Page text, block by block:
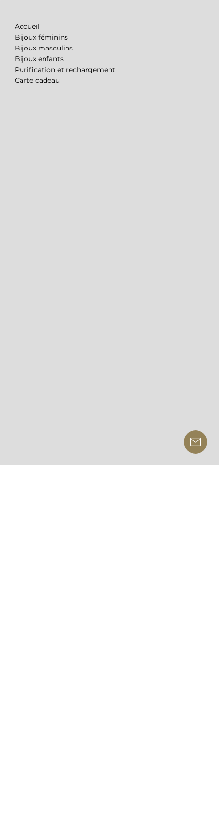
Accueil
Bijoux féminins
Bijoux masculins
Bijoux enfants
Purification et rechargement
Carte cadeau